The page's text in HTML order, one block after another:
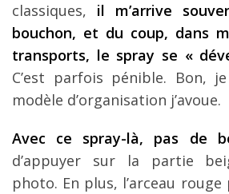
classiques, il m’arrive
bouchon, et du coup, dans
transports, le spray se «
C’est parfois pénible. Bon,
modèle d’organisation j’avoue.
Avec ce spray-là, pas de
d’appuyer sur la partie
photo. En plus, l’arceau